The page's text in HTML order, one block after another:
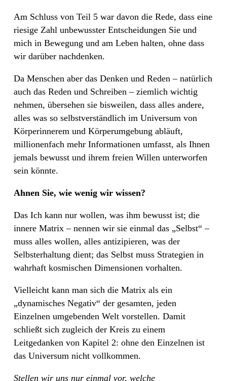
Am Schluss von Teil 5 war davon die Rede, dass eine
riesige Zahl unbewusster Entscheidungen Sie und
mich in Bewegung und am Leben halten, ohne dass
wir darüber nachdenken.
Da Menschen aber das Denken und Reden – natürlich
auch das Reden und Schreiben – ziemlich wichtig
nehmen, übersehen sie bisweilen, dass alles andere,
alles was so selbstverständlich im Universum von
Körperinnerem und Körperumgebung abläuft,
millionenfach mehr Informationen umfasst, als Ihnen
jemals bewusst und ihrem freien Willen unterworfen
sein könnte.
Ahnen Sie, wie wenig wir wissen?
Das Ich kann nur wollen, was ihm bewusst ist; die
innere Matrix – nennen wir sie einmal das „Selbst“ –
muss alles wollen, alles antizipieren, was der
Selbsterhaltung dient; das Selbst muss Strategien in
wahrhaft kosmischen Dimensionen vorhalten.
Vielleicht kann man sich die Matrix als ein
„dynamisches Negativ“ der gesamten, jeden
Einzelnen umgebenden Welt vorstellen. Damit
schließt sich zugleich der Kreis zu einem
Leitgedanken von Kapitel 2: ohne den Einzelnen ist
das Universum nicht vollkommen.
Stellen wir uns nur einmal vor, welche